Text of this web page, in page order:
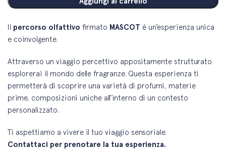
percorso olfattivo firmato MASCOT è un’esperienza unica
e coinvolgente.
Attraverso un viaggio percettivo appositamente strutturato
esplorerai il mondo delle fragranze. Questa esperienza ti
permetterà di scoprire una varietà di profumi, materie
prime, composizioni uniche all’interno di un contesto
personalizzato.
Ti aspettiamo a vivere il tuo viaggio sensoriale.
Contattaci per prenotare la tua esperienza.